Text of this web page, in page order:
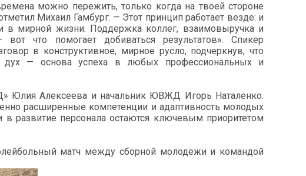
можно пережить, только когда на твоей стороне
Михаил Гамбург. — Этот принцип работает везде: и
в мирной жизни. Поддержка коллег, взаимовыручка и
вот что помогает добиваться результатов». Спикер
в конструктивное, мирное русло, подчеркнув, что
дух — основа успеха в любых профессиональных и
Юлия Алексеева и начальник ЮВЖД Игорь Наталенко.
расширенные компетенции и адаптивность молодых
развитие персонала остаются ключевым приоритетом
матч между сборной молодёжи и командой